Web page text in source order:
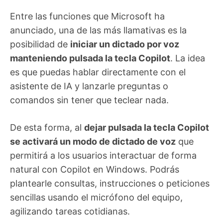
Entre las funciones que Microsoft ha
anunciado, una de las más llamativas es la
posibilidad de iniciar un dictado por voz
manteniendo pulsada la tecla Copilot. La idea
es que puedas hablar directamente con el
asistente de IA y lanzarle preguntas o
comandos sin tener que teclear nada.
De esta forma, al dejar pulsada la tecla Copilot
se activará un modo de dictado de voz que
permitirá a los usuarios interactuar de forma
natural con Copilot en Windows. Podrás
plantearle consultas, instrucciones o peticiones
sencillas usando el micrófono del equipo,
agilizando tareas cotidianas.